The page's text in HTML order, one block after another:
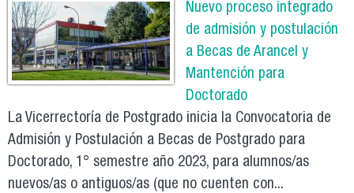
Nuevo proceso integrado
de admisión y postulación
a Becas de Arancel y
Mantención para
Doctorado
La Vicerrectoría de Postgrado inicia la Convocatoria de
Admisión y Postulación a Becas de Postgrado para
Doctorado, 1° semestre año 2023, para alumnos/as
nuevos/as o antiguos/as (que no cuenten con...